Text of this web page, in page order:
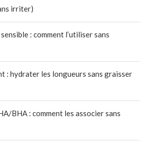
irriter)
: comment l’utiliser sans
: hydrater les longueurs sans graisser
BHA : comment les associer sans